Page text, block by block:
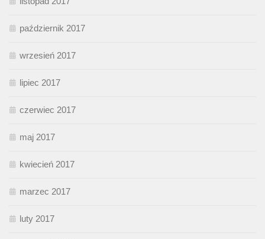
październik 2017
wrzesień 2017
lipiec 2017
czerwiec 2017
maj 2017
kwiecień 2017
marzec 2017
luty 2017